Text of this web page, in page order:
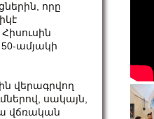
որը
ամյակի
վերագրվող
սակայն,
վճռական